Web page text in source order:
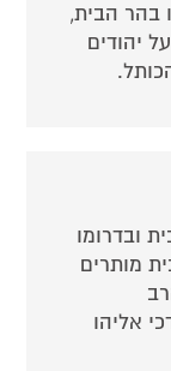
בהר הבית,
יהודים
ובדרומו
מותרים
אליהו